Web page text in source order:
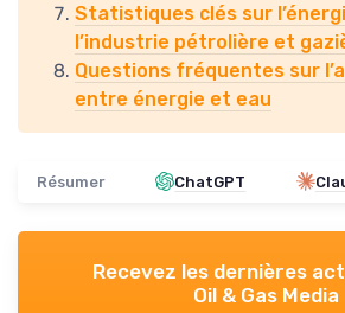
Statistiques clés sur
l’industrie pétrolière et
Questions fréquentes sur
entre énergie et eau
Résumer ChatGPT
Recevez les dernières
Oil & Gas Media